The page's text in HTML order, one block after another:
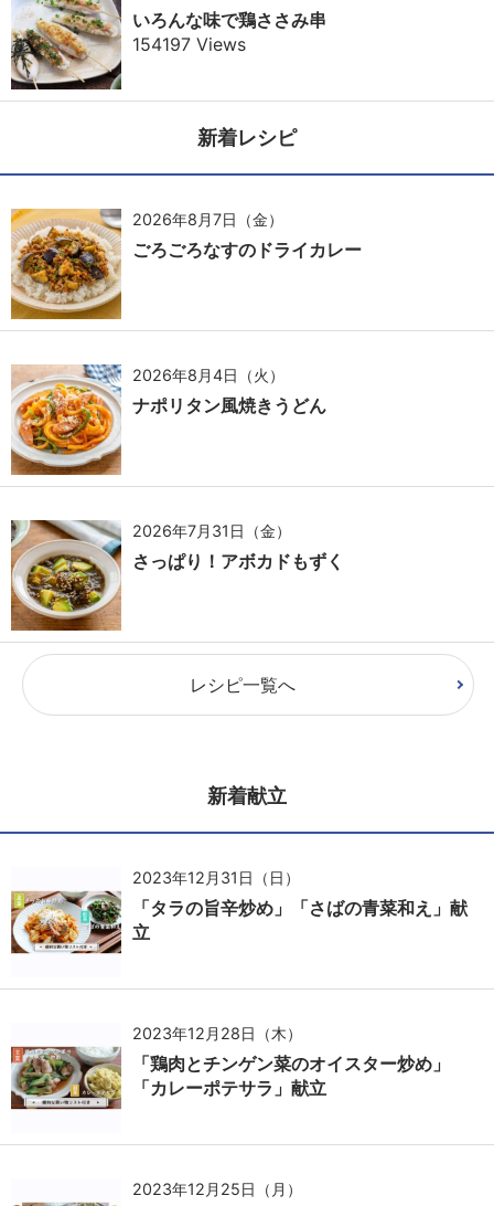
いろんな味で鶏ささみ串
154197 Views
新着レシピ
2026年8月7日（金）
ごろごろなすのドライカレー
2026年8月4日（火）
ナポリタン風焼きうどん
2026年7月31日（金）
さっぱり！アボカドもずく
レシピ一覧へ
新着献立
2023年12月31日（日）
「タラの旨辛炒め」「さばの青菜和え」献
立
2023年12月28日（木）
「鶏肉とチンゲン菜のオイスター炒め」
「カレーポテサラ」献立
2023年12月25日（月）